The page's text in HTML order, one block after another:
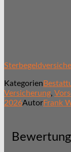
Kategorien
Versicherung,
2026AutorFrank